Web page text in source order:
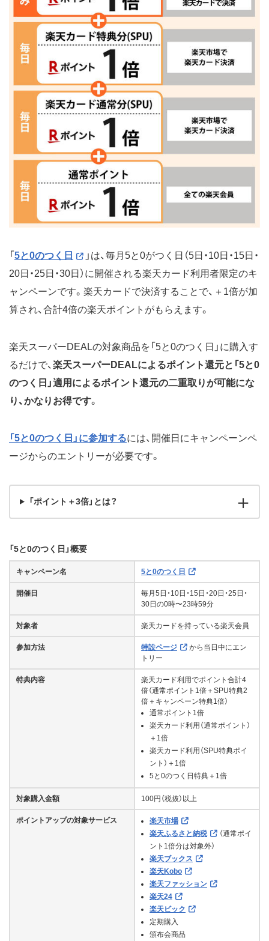
「 5と0のつく日
」は、毎月5と0がつく日（5日・10日・15日・
20日・25日・30日）に開催される楽天カード利用者限定のキ
ャンペーンです。楽天カードで決済することで、＋1倍が加
算され、合計4倍の楽天ポイントがもらえます。
楽天スーパーDEALの対象商品を「5と0のつく日」に購入す
るだけで、 楽天スーパーDEALによるポイント還元と「5と0
のつく日」適用によるポイント還元の二重取りが可能にな
り、かなりお得です。
「5と0のつく日」に参加するには、開催日にキャンペーンペ
ージからのエントリーが必要です。
「ポイント＋3倍」とは？
「5と0のつく日」概要
キャンペーン名 5と0のつく日
開催日
毎月5日・10日・15日・20日・25日・
30日の0時〜23時59分
対象者 楽天カードを持っている楽天会員
参加方法 特設ページ
から当日中にエン
トリー
特典内容
楽天カード利用でポイント合計4
倍（通常ポイント1倍＋SPU特典2
倍＋キャンペーン特典1倍）
通常ポイント1倍
楽天カード利用（通常ポイント）
＋1倍
楽天カード利用（SPU特典ポイ
ント）＋1倍
5と0のつく日特典＋1倍
対象購入金額 100円（税抜）以上
ポイントアップの対象サービス
楽天市場
楽天ふるさと納税
（通常ポイ
ント1倍分は対象外）
楽天ブックス
楽天Kobo
楽天ファッション
楽天24
楽天ビック
定期購入
頒布会商品